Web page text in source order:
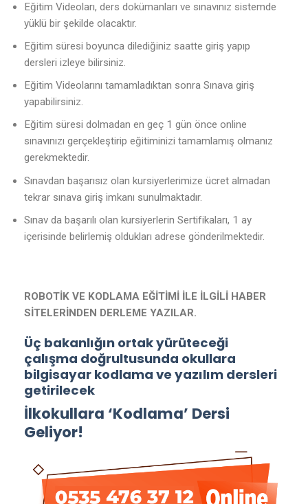
Eğitim Videoları, ders dokümanları ve sınavınız sistemde
yüklü bir şekilde olacaktır.
Eğitim süresi boyunca dilediğiniz saatte giriş yapıp
dersleri izleye bilirsiniz.
Eğitim Videolarını tamamladıktan sonra Sınava giriş
yapabilirsiniz.
Eğitim süresi dolmadan en geç 1 gün önce online
sınavınızı gerçekleştirip eğitiminizi tamamlamış olmanız
gerekmektedir.
Sınavdan başarısız olan kursiyerlerimize ücret almadan
tekrar sınava giriş imkanı sunulmaktadır.
Sınav da başarılı olan kursiyerlerin Sertifikaları, 1 ay
içerisinde belirlemiş oldukları adrese gönderilmektedir.
ROBOTİK VE KODLAMA EĞİTİMİ İLE İLGİLİ HABER
SİTELERİNDEN DERLEME YAZILAR.
Üç bakanlığın ortak yürüteceği
çalışma doğrultusunda okullara
bilgisayar kodlama ve yazılım dersleri
getirilecek
İlkokullara ‘Kodlama’ Dersi
Geliyor!